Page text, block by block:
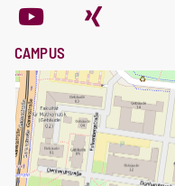
CAMPUS